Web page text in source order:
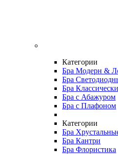
Категории
Бра Модерн &
Бра
Бра
Бра с Абажуром
Бра с Плафоном
Категории
Бра
Бра Кантри
Бра Флористика